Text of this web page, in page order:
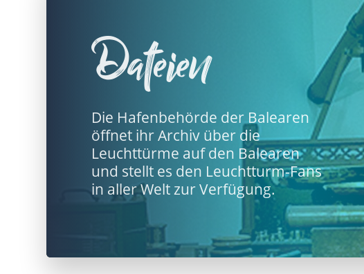
Dateien
Die Hafenbehörde der Balearen
öffnet ihr Archiv über die
Leuchttürme auf den Balearen
und stellt es den Leuchtturm-Fans
in aller Welt zur Verfügung.